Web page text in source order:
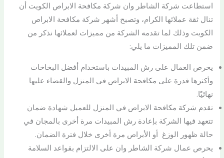
استطاعت شركة الشاطر وان شركة مكافحة الابراص الكويت أن
تنال ثقة عملائها الكرام، وتصبح أشهر شركة مكافحة الابراص
الكويت وذلك لما تقدمه الشركة من مميزات لعملائها نذكر من
ضمن تلك المميزات ما يلي:
يحرص العمال على رش المبيدات باستخدام أفضل البخاخات
وأكثرها قدرة على مكافحة الابراص في المنزل والقضاء عليها
نهائيًا.
تقدم شركة مكافحة الابراص في المنزل للعميل شهادة ضمان
تتعهد فيها الشركة بإعادة رش المبيدات مرة أخرى بالمجان في
حالة ظهور الوزغ أو الأبراص مرة أخرى خلال فترة الضمان.
يحرص عمال شركة الشاطر وان على الالتزام بقواعد السلامة